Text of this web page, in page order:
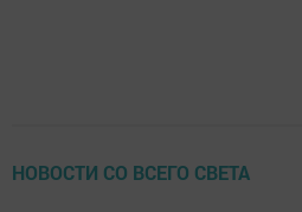
НОВОСТИ СО ВСЕГО СВЕТА